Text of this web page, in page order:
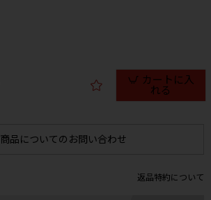
カートに入
れる
商品についてのお問い合わせ
返品特約について